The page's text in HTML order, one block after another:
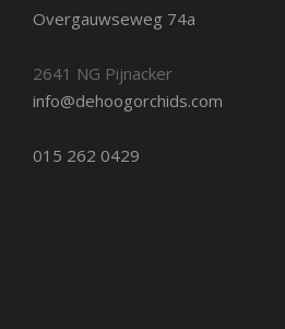
Overgauwseweg 74a
2641 NG Pijnacker
info@dehoogorchids.com
015 262 0429